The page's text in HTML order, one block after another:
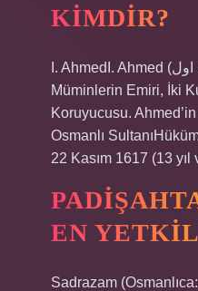
KIMDIR?
I. AhmedI. Ahmed (احمد اول), İslam Halifesi,
Müminlerin Emiri, İki
Koruyucusu.
Osmanlı
22 Kasım 1617 (13 yıl
EN
Sadrazam (Osmanlıca: صدر اعظم,